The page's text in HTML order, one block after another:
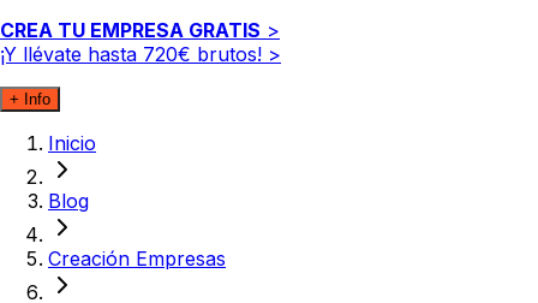
CREA TU EMPRESA GRATIS >
¡Y llévate hasta 720€ brutos! >
+ Info
Inicio
Blog
Creación Empresas